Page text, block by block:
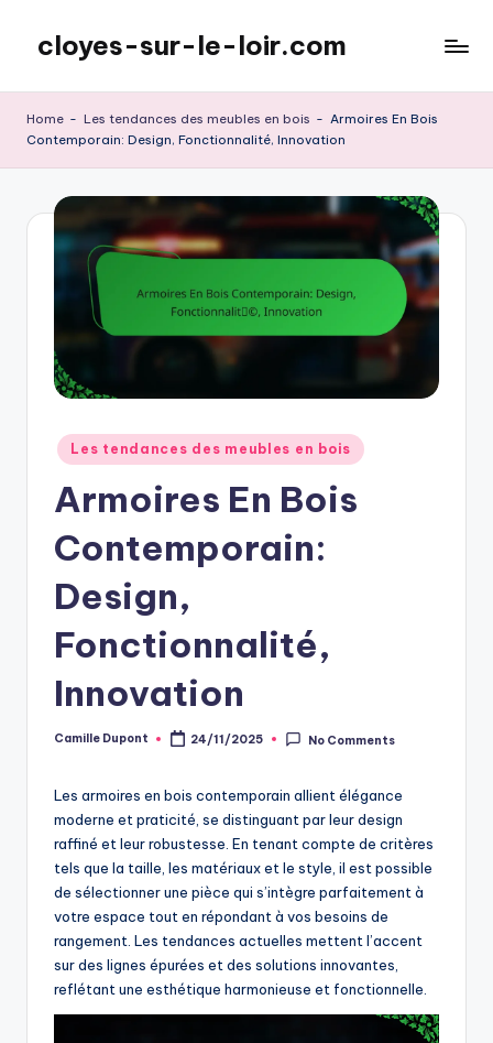
content
cloyes-sur-le-loir.com
Home - Les tendances des meubles en bois - Armoires En Bois
Contemporain: Design, Fonctionnalité, Innovation
Posted
in
Les tendances des meubles en bois
Armoires En Bois
Contemporain:
Design,
Fonctionnalité,
Innovation
Posted
Camille Dupont 24/11/2025 No Comments
Les armoires en bois contemporain allient élégance
moderne et praticité, se distinguant par leur design
raffiné et leur robustesse. En tenant compte de critères
tels que la taille, les matériaux et le style, il est possible
de sélectionner une pièce qui s’intègre parfaitement à
votre espace tout en répondant à vos besoins de
rangement. Les tendances actuelles mettent l’accent
sur des lignes épurées et des solutions innovantes,
reflétant une esthétique harmonieuse et fonctionnelle.